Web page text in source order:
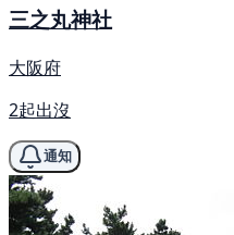
三之丸神社
大阪府
2起出沒
通知